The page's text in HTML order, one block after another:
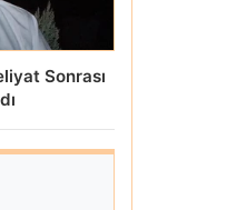
Sonrası